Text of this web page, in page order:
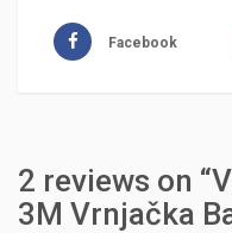
Facebook
2 reviews on
3M Vrnjačka